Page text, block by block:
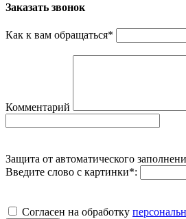
Заказать звонок
Как к вам обращаться*
Комментарий
Защита от автоматического
Введите слово с картинки*:
Cогласен на обработку